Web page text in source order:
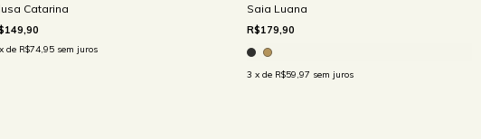
Catarina
x de R$74,95 sem juros
Saia Luana
R$179,90
3 x de R$59,97 sem juros